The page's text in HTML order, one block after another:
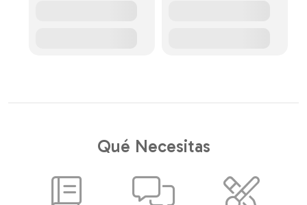
Qué Necesitas